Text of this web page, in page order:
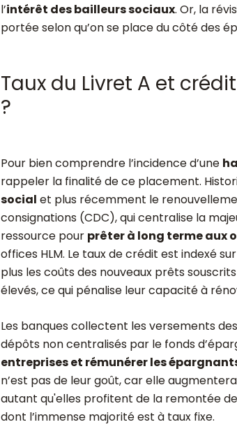
l’intérêt des bailleurs sociaux. Or, la
portée selon qu’on se place du côté des
Taux du Livret A et
?
Pour bien comprendre l’incidence d’une
rappeler la finalité de ce placement.
social et plus récemment le
consignations (CDC), qui centralise la
ressource pour prêter à long terme aux
offices HLM. Le taux de crédit est indexé
plus les coûts des nouveaux prêts
élevés, ce qui pénalise leur capacité à
Les banques collectent les versements
dépôts non centralisés par le fonds
entreprises et rémunérer les
n’est pas de leur goût, car elle
autant qu'elles profitent de la remontée
dont l’immense majorité est à taux fixe.